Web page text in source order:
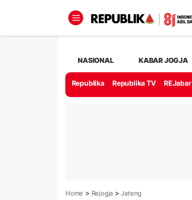
NASIONAL KABAR JOGJA
Republika Republika TV REJabar
Home > Rejogja > Jateng